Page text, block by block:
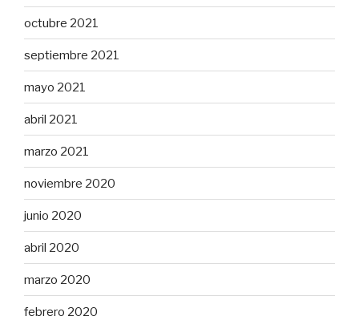
octubre 2021
septiembre 2021
mayo 2021
abril 2021
marzo 2021
noviembre 2020
junio 2020
abril 2020
marzo 2020
febrero 2020